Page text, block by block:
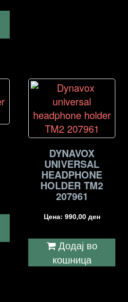
DYNAVOX
UNIVERSAL
HEADPHONE
HOLDER TM2
207961
Цена: 990,00 ден
Додај во
кошница